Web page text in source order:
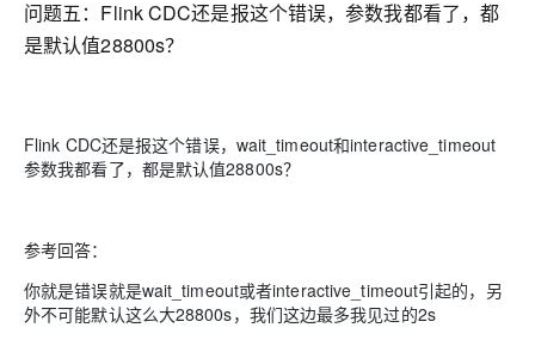
问题五： Flink CDC还是报这个错误，参数我都看了，都
是默认值28800s？
Flink CDC还是报这个错误，wait_timeout和interactive_timeout
参数我都看了，都是默认值28800s？
参考回答：
你就是错误就是wait_timeout或者interactive_timeout引起的，另
外不可能默认这么大28800s，我们这边最多我见过的2s